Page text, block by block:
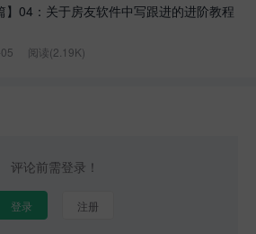
】04：关于房友软件中写跟进的进阶教程
阅读(2.19K)
评论前需登录！
登录 注册